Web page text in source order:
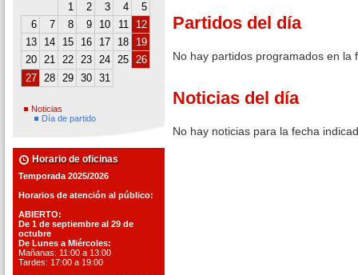
1
2 3 4
5
6
7 8 9 10 11
12
13
14 15 16 17 18
19
20 21 22 23 24 25 26
27 28 29 30 31
Noticias
Día de partido
Horario de oficinas
Temporada 2025/2026
Horarios de atención al público:
ABIERTO:
De 1 de septiembre al 29 de
octubre
De Lunes a Miércoles:
Mañanas: 11:00 a 13:00
Tardes: 17:00 a 19:00
Partidos del día
No hay partidos programados en la
Noticias del día
No hay noticias para la fecha